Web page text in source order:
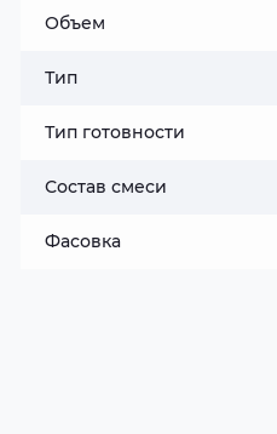
Объем
Тип
Тип готовности
Состав смеси
Фасовка